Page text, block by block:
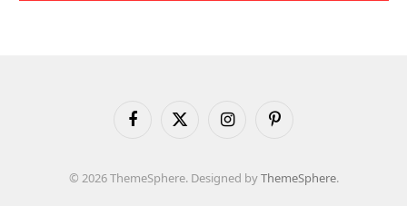
FacebookX
InstagramPinterest
© 2026 ThemeSphere. Designed byThemeSphere.